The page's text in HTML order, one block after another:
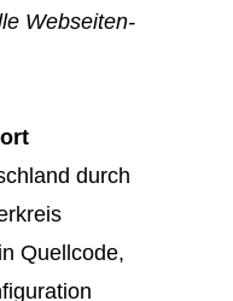
Webseiten-
durch
Quellcode,